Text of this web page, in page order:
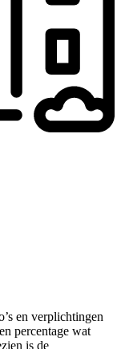
en verplichtingen
percentage wat
is de